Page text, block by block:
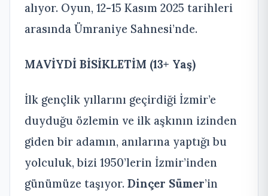
alıyor. Oyun, 12-15 Kasım 2025 tarihleri
arasında Ümraniye Sahnesi’nde.
MAVİYDİ BİSİKLETİM (13+ Yaş)
İlk gençlik yıllarını geçirdiği İzmir’e
duyduğu özlemin ve ilk aşkının izinden
giden bir adamın, anılarına yaptığı bu
yolculuk, bizi 1950’lerin İzmir’inden
günümüze taşıyor. Dinçer Sümer’in